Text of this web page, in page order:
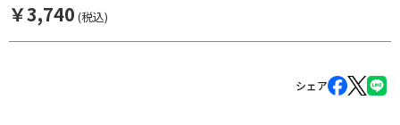
￥3,740 (税込)
シェア